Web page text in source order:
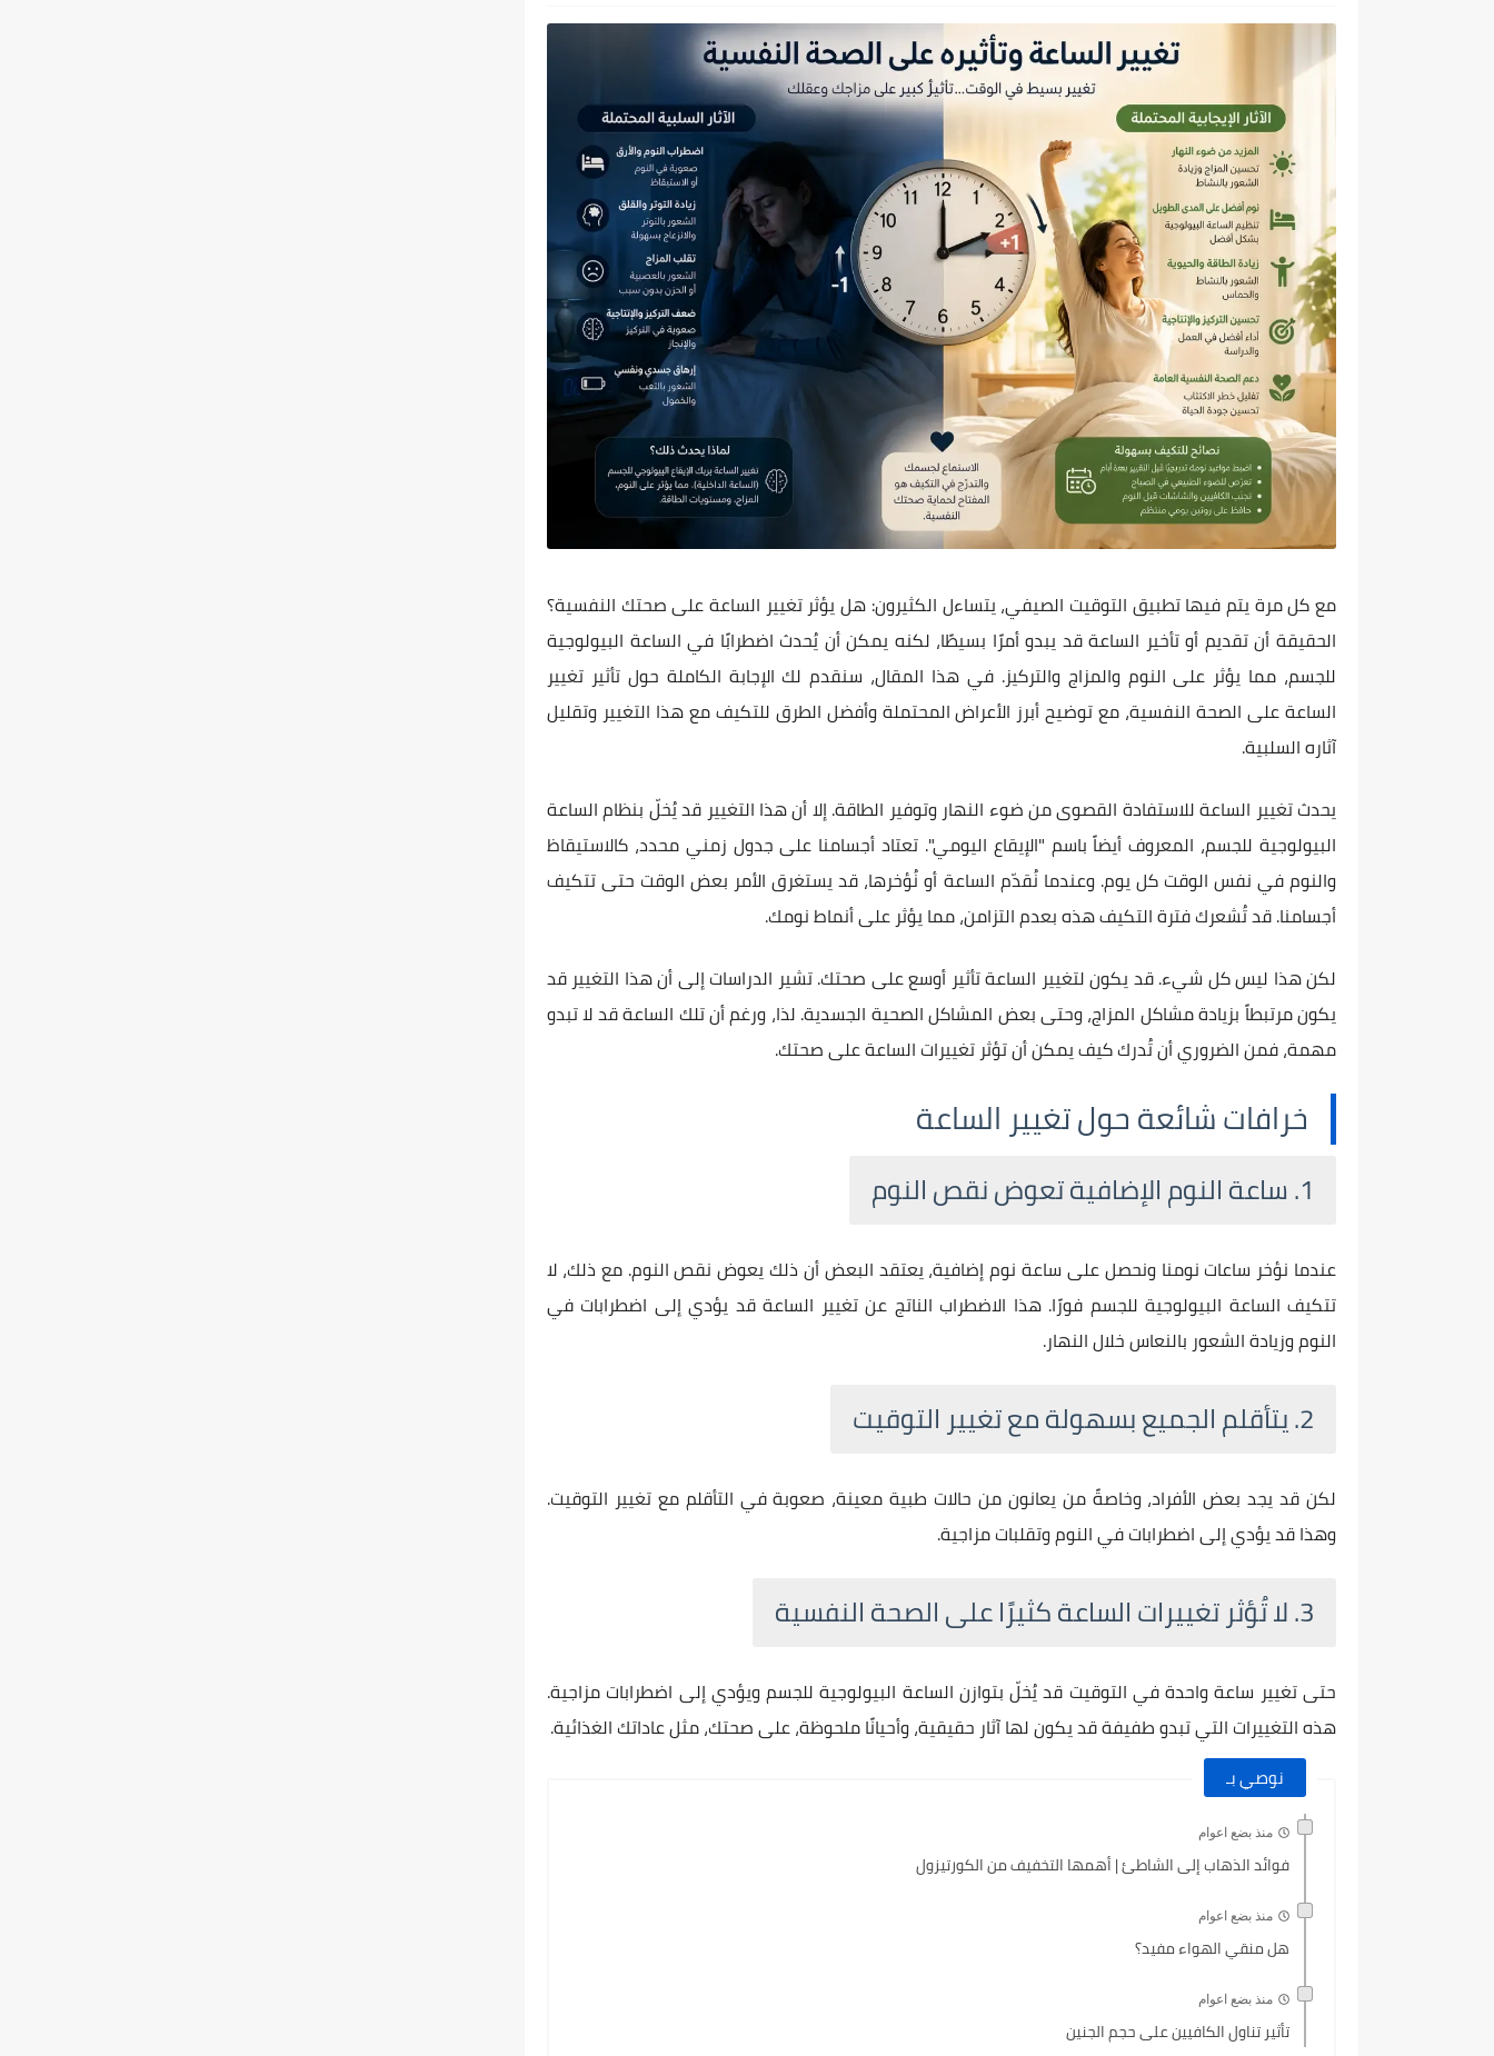
مع كل مرة يتم فيها تطبيق التوقيت الصيفي، يتساءل الكثيرون: هل يؤثر تغيير الساعة على صحتك النفسية؟
الحقيقة أن تقديم أو تأخير الساعة قد يبدو أمرًا بسيطًا، لكنه يمكن أن يُحدث اضطرابًا في الساعة البيولوجية
للجسم، مما يؤثر على النوم والمزاج والتركيز. في هذا المقال، سنقدم لك الإجابة الكاملة حول تأثير تغيير
الساعة على الصحة النفسية، مع توضيح أبرز الأعراض المحتملة وأفضل الطرق للتكيف مع هذا التغيير وتقليل
آثاره السلبية.
يحدث تغيير الساعة للاستفادة القصوى من ضوء النهار وتوفير الطاقة. إلا أن هذا التغيير قد يُخلّ بنظام الساعة
البيولوجية للجسم، المعروف أيضاً باسم "الإيقاع اليومي". تعتاد أجسامنا على جدول زمني محدد، كالاستيقاظ
والنوم في نفس الوقت كل يوم. وعندما نُقدّم الساعة أو نُؤخرها، قد يستغرق الأمر بعض الوقت حتى تتكيف
أجسامنا. قد تُشعرك فترة التكيف هذه بعدم التزامن، مما يؤثر على أنماط نومك.
لكن هذا ليس كل شيء. قد يكون لتغيير الساعة تأثير أوسع على صحتك. تشير الدراسات إلى أن هذا التغيير قد
يكون مرتبطاً بزيادة مشاكل المزاج، وحتى بعض المشاكل الصحية الجسدية. لذا، ورغم أن تلك الساعة قد لا تبدو
مهمة، فمن الضروري أن تُدرك كيف يمكن أن تؤثر تغييرات الساعة على صحتك.
خرافات شائعة حول تغيير الساعة
1. ساعة النوم الإضافية تعوض نقص النوم
عندما نؤخر ساعات نومنا ونحصل على ساعة نوم إضافية، يعتقد البعض أن ذلك يعوض نقص النوم. مع ذلك، لا
تتكيف الساعة البيولوجية للجسم فورًا. هذا الاضطراب الناتج عن تغيير الساعة قد يؤدي إلى اضطرابات في
النوم وزيادة الشعور بالنعاس خلال النهار.
2. يتأقلم الجميع بسهولة مع تغيير التوقيت
لكن قد يجد بعض الأفراد، وخاصةً من يعانون من حالات طبية معينة، صعوبة في التأقلم مع تغيير التوقيت.
وهذا قد يؤدي إلى اضطرابات في النوم وتقلبات مزاجية.
3. لا تُؤثر تغييرات الساعة كثيرًا على الصحة النفسية
حتى تغيير ساعة واحدة في التوقيت قد يُخلّ بتوازن الساعة البيولوجية للجسم ويؤدي إلى اضطرابات مزاجية.
هذه التغييرات التي تبدو طفيفة قد يكون لها آثار حقيقية، وأحيانًا ملحوظة، على صحتك، مثل عاداتك الغذائية.
نوصي بـ
منذ بضع اعوام
فوائد الذهاب إلى الشاطئ | أهمها التخفيف من الكورتيزول
منذ بضع اعوام
هل منقي الهواء مفيد؟
منذ بضع اعوام
تأثير تناول الكافيين على حجم الجنين